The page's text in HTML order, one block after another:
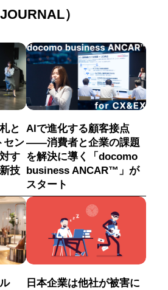
）
と
セン
す
技
AIで進化する顧客接点
――消費者と企業の課題
を解決に導く「docomo
business ANCAR™」が
スタート
日本企業は他社が被害に